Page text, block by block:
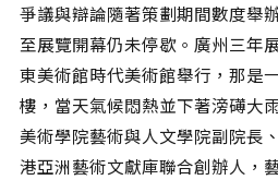
關於
關於本站
團隊成員
出版品
爭議與辯論隨著策劃期間數度舉
至展覽開幕仍未停歇。廣州三年
東美術館時代美術館舉行，那是
樓，當天氣候悶熱並下著滂礡大
美術學院藝術與人文學院副院長
港亞洲藝術文獻庫聯合創辦人，